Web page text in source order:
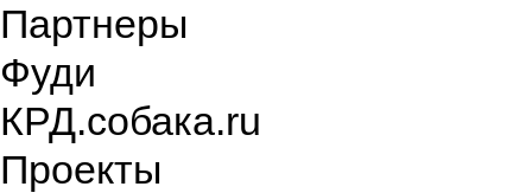
Партнеры
Фуди
КРД.собака.ru
Проекты